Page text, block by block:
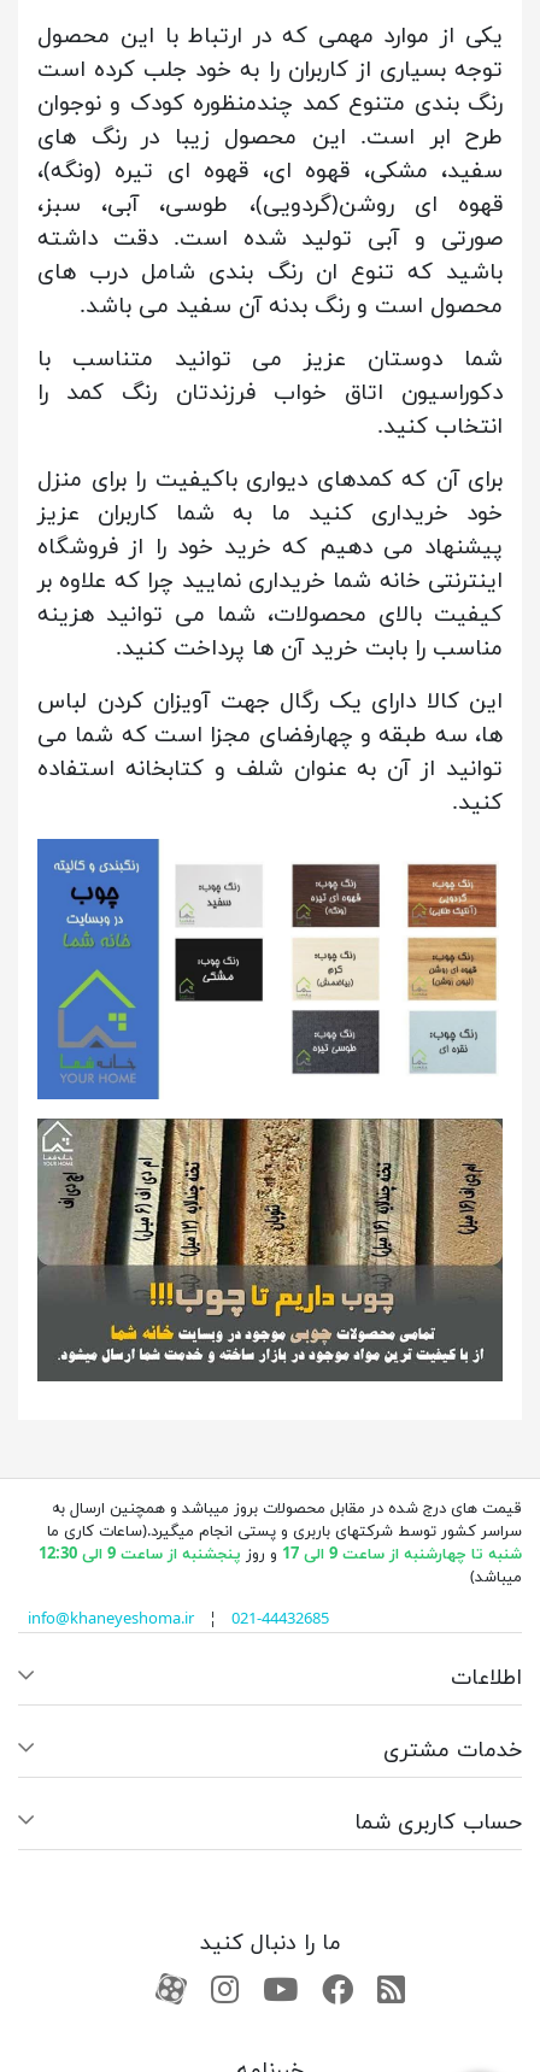
یکی از موارد مهمی که در ارتباط با این محصول
توجه بسیاری از کاربران را به خود جلب کرده است
رنگ بندی متنوع کمد چندمنظوره کودک و نوجوان
طرح ابر است. این محصول زیبا در رنگ های
سفید، مشکی، قهوه ای، قهوه ای تیره (ونگه)،
قهوه ای روشن(گردویی)، طوسی، آبی، سبز،
صورتی و آبی تولید شده است. دقت داشته
باشید که تنوع ان رنگ بندی شامل درب های
محصول است و رنگ بدنه آن سفید می باشد.
شما دوستان عزیز می توانید متناسب با
دکوراسیون اتاق خواب فرزندتان رنگ کمد را
انتخاب کنید.
برای آن که کمدهای دیواری باکیفیت را برای منزل
خود خریداری کنید ما به شما کاربران عزیز
پیشنهاد می دهیم که خرید خود را از فروشگاه
اینترنتی خانه شما خریداری نمایید چرا که علاوه بر
کیفیت بالای محصولات، شما می توانید هزینه
مناسب را بابت خرید آن ها پرداخت کنید.
این کالا دارای یک رگال جهت آویزان کردن لباس
ها، سه طبقه و چهارفضای مجزا است که شما می
توانید از آن به عنوان شلف و کتابخانه استفاده
کنید.
قیمت های درج شده در مقابل محصولات بروز میباشد و همچنین ارسال به
سراسر کشور توسط شرکتهای باربری و پستی انجام میگیرد.(ساعات کاری ما
شنبه تا چهارشنبه از ساعت 9 الی 17
و روز پنجشنبه از ساعت 9 الی 12:30
میباشد)
info@khaneyeshoma.ir¦ 021-44432685
اطلاعات
خدمات مشتری
حساب کاربری شما
ما را دنبال کنید
RSSفیسبوکیوتیوبکانال آپارات
کانال آپارات